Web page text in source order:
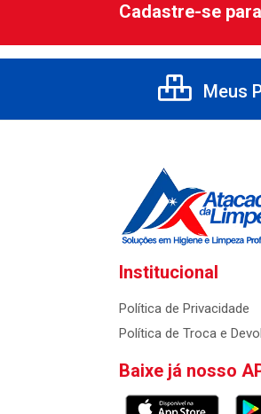
Cadastre-se
Meus
Institucional
Política de Privacidade
Política de Troca e
Baixe já nosso